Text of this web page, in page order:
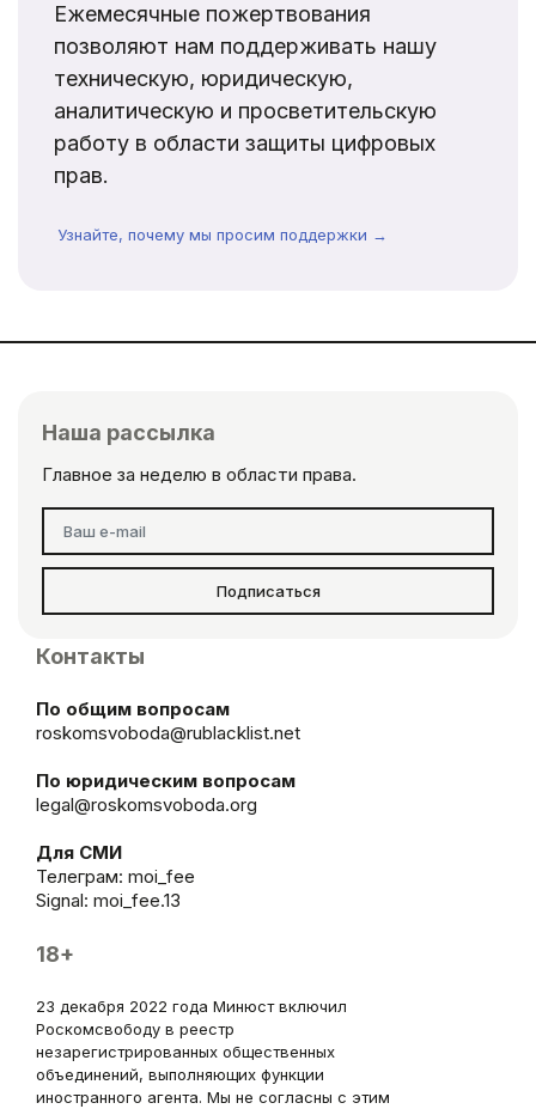
Ежемесячные пожертвования
позволяют нам поддерживать нашу
техническую, юридическую,
аналитическую и просветительскую
работу в области защиты цифровых
прав.
Узнайте, почему мы просим поддержки →
Наша рассылка
Главное за неделю в области права.
Подписаться
Контакты
По общим вопросам
roskomsvoboda@rublacklist.net
По юридическим вопросам
legal@roskomsvoboda.org
Для СМИ
Телеграм: moi_fee
Signal: moi_fee.13
18+
23 декабря 2022 года Минюст включил
Роскомсвободу в реестр
незарегистрированных общественных
объединений, выполняющих функции
иностранного агента. Мы не согласны с этим